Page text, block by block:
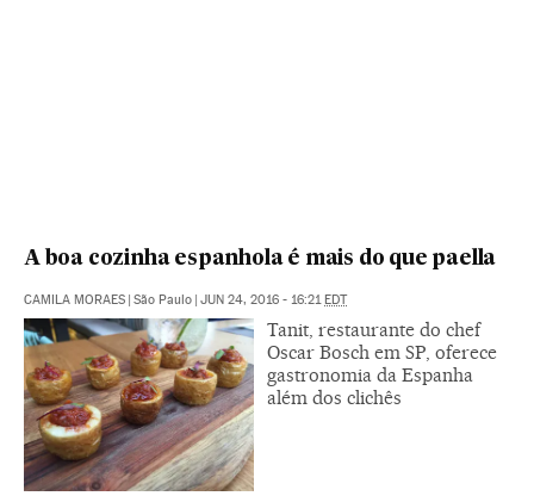
A boa cozinha espanhola é mais do que paella
CAMILA MORAES | São Paulo | JUN 24, 2016 - 16:21EDT
Tanit, restaurante do chef
Oscar Bosch em SP, oferece
gastronomia da Espanha
além dos clichês